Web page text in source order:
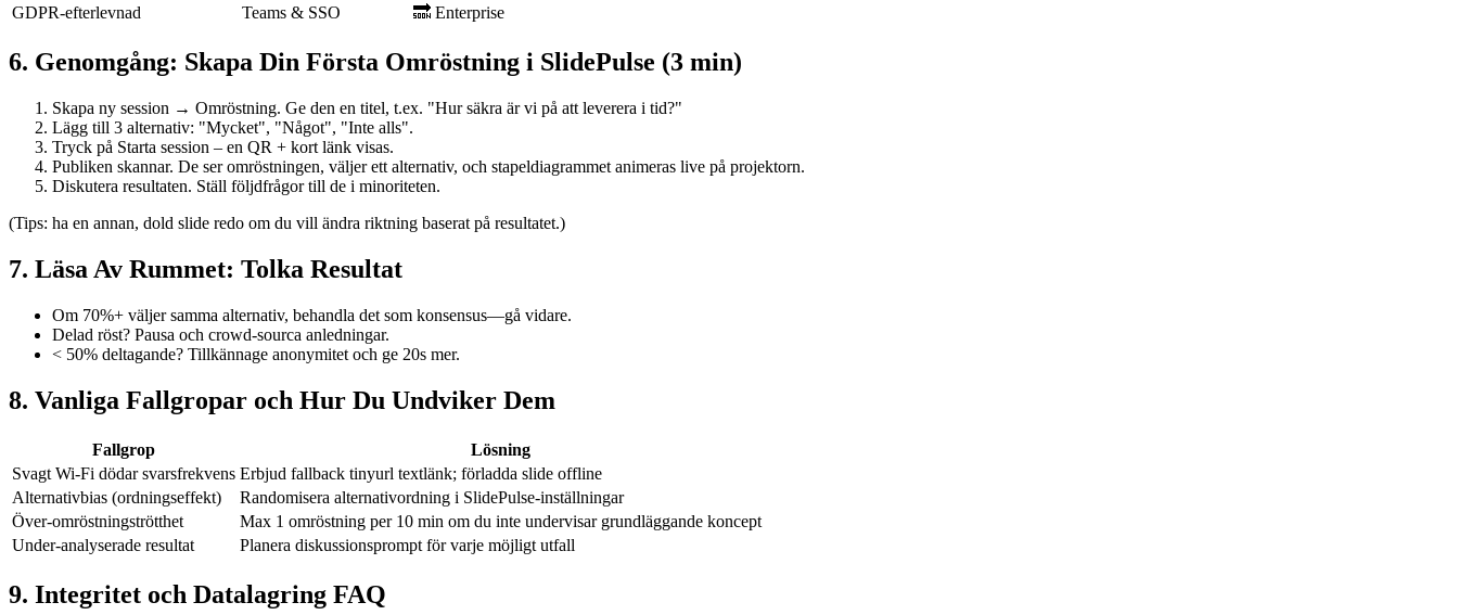
GDPR-efterlevnad
Teams & SSO 🔜 Enterprise
6. Genomgång: Skapa Din Första Omröstning i SlidePulse (3 min)
Skapa ny session → Omröstning. Ge den en titel, t.ex. "Hur säkra är vi på att leverera i tid?"
Lägg till 3 alternativ: "Mycket", "Något", "Inte alls".
Tryck på Starta session – en QR + kort länk visas.
Publiken skannar. De ser omröstningen, väljer ett alternativ, och stapeldiagrammet animeras live på projektorn.
Diskutera resultaten. Ställ följdfrågor till de i minoriteten.
(Tips: ha en annan, dold slide redo om du vill ändra riktning baserat på resultatet.)
7. Läsa Av Rummet: Tolka Resultat
Om 70%+ väljer samma alternativ, behandla det som konsensus—gå vidare.
Delad röst? Pausa och crowd-sourca anledningar.
< 50% deltagande? Tillkännage anonymitet och ge 20s mer.
8. Vanliga Fallgropar och Hur Du Undviker Dem
Fallgrop
Lösning
Svagt Wi-Fi dödar svarsfrekvens Erbjud fallback tinyurl textlänk; förladda slide offline
Alternativbias (ordningseffekt)
Randomisera alternativordning i SlidePulse-inställningar
Över-omröstningströtthet
Max 1 omröstning per 10 min om du inte undervisar grundläggande koncept
Under-analyserade resultat
Planera diskussionsprompt för varje möjligt utfall
9. Integritet och Datalagring FAQ